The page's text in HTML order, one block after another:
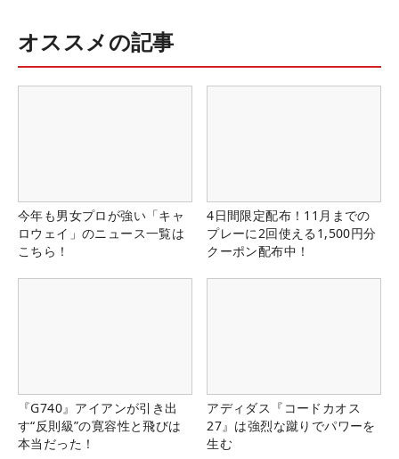
オススメの記事
今年も男女プロが強い「キャ
ロウェイ」のニュース一覧は
こちら！
4日間限定配布！11月までの
プレーに2回使える1,500円分
クーポン配布中！
『G740』アイアンが引き出
す“反則級”の寛容性と飛びは
本当だった！
アディダス『コードカオス
27』は強烈な蹴りでパワーを
生む